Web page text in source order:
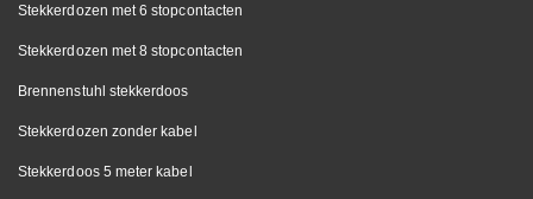
Stekkerdozen met 6 stopcontacten
Stekkerdozen met 8 stopcontacten
Brennenstuhl stekkerdoos
Stekkerdozen zonder kabel
Stekkerdoos 5 meter kabel